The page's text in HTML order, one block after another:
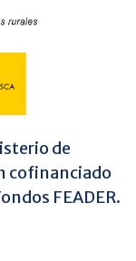
de
cofinanciado
FEADER.